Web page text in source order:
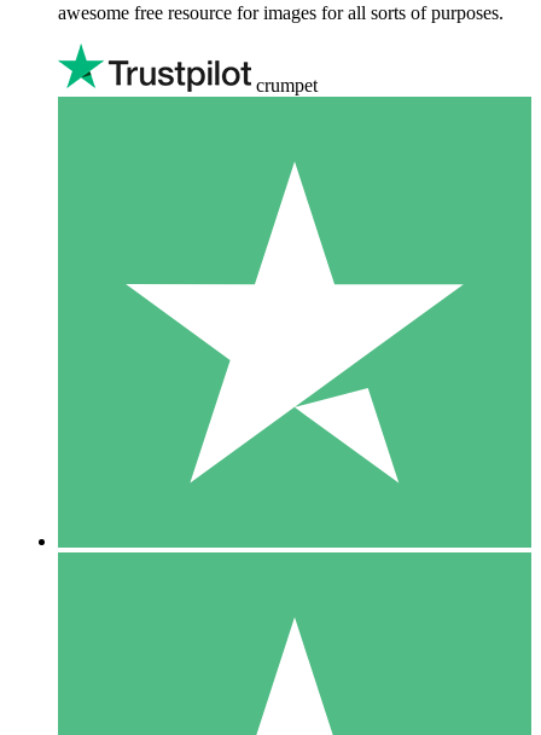
awesome free resource for images for all sorts of purposes.
crumpet